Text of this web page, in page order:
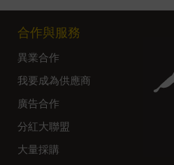
合作與服務
異業合作
我要成為供應商
廣告合作
分紅大聯盟
大量採購